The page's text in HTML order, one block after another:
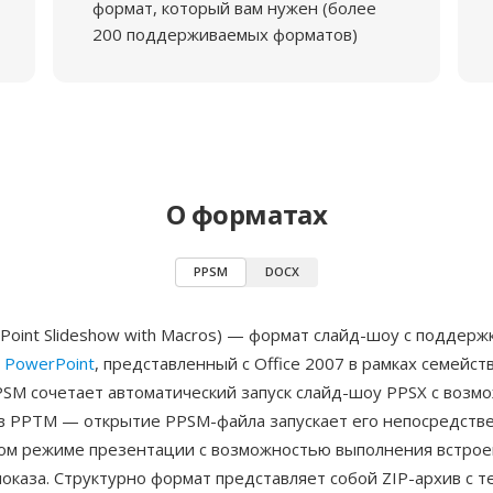
формат, который вам нужен (более
200 поддерживаемых форматов)
О форматах
PPSM DOCX
Slideshow with Macros) — формат слайд-шоу с
, представленный с Office 2007 в рамках
сочетает автоматический запуск слайд-шоу PPSX с
PPTM — открытие PPSM-файла запускает его
режиме презентации с возможностью выполнения
Структурно формат представляет собой ZIP-архив с